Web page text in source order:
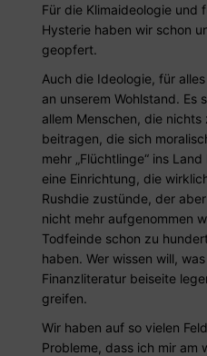
Für die Klimaideologie und
Hysterie haben wir schon
geopfert.
Auch die Ideologie, für
an unserem Wohlstand. Es
allem Menschen, die
beitragen, die sich
mehr „Flüchtlinge“ ins
eine Einrichtung, die
Rushdie zustünde, der
nicht mehr aufgenommen
Todfeinde schon zu
haben. Wer wissen will,
Finanzliteratur beiseite
greifen.
Wir haben auf so vielen
Probleme, dass ich mir am